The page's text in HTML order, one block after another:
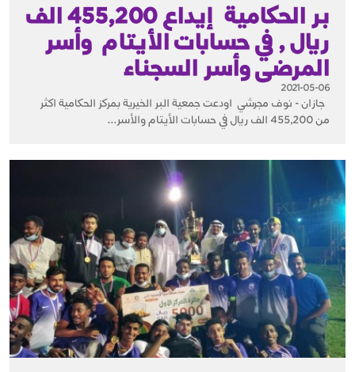
بر الحكامية إيداع 455,200 الف
ريال , في حسابات الأيتام وأسر
المرضى وأسر السجناء
2021-05-06
جازان - نوف مجرشي اودعت جمعية البر الخيرية بمركز الحكامية اكثر
من 455,200 الف ريال في حسابات الأيتام والأسر...